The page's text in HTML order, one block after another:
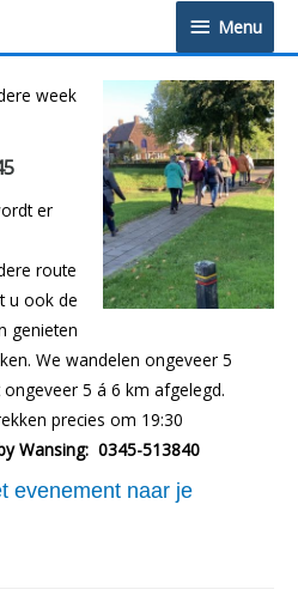
Menu
Menu
week
er
route
u ook de
genieten
We wandelen ongeveer 5
5 á 6 km afgelegd.
precies om 19:30
Wansing: 0345-513840
evenement naar je